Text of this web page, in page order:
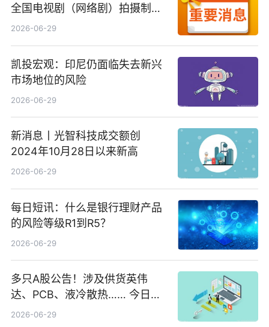
全国电视剧（网络剧）拍摄制作
备案公示剧目197部
2026-06-29
凯投宏观：印尼仍面临失去新兴
市场地位的风险
2026-06-29
新消息丨光智科技成交额创
2024年10月28日以来新高
2026-06-29
每日短讯：什么是银行理财产品
的风险等级R1到R5？
2026-06-29
多只A股公告！涉及供货英伟
达、PCB、液冷散热…… 今日快
讯
2026-06-29